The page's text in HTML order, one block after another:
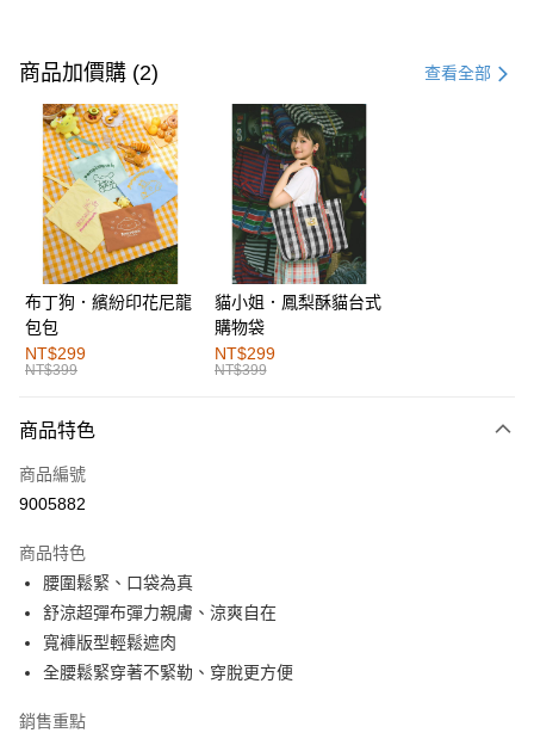
信用卡一次付款
購物金
超商取貨付款
LINE Pay
街口支付
運送方式
全家取貨付款
每筆NT$60，滿NT$1,000(含以上)免運費
付款後全家取貨
萊爾富取貨付款
付款後萊爾富取貨
每筆NT$60，滿NT$1,000(含以上)免運費
7-11取貨付款
每筆NT$60，滿NT$1,000(含以上)免運費
付款後7-11取貨
商品加價購 (2) 查看全部
布丁狗．繽紛印花尼龍
包包
NT$299
NT$399
貓小姐．鳳梨酥貓台式
購物袋
NT$299
NT$399
商品特色
商品編號
9005882
商品特色
腰圍鬆緊、口袋為真
舒涼超彈布彈力親膚、涼爽自在
寬褲版型輕鬆遮肉
全腰鬆緊穿著不緊勒、穿脫更方便
銷售重點